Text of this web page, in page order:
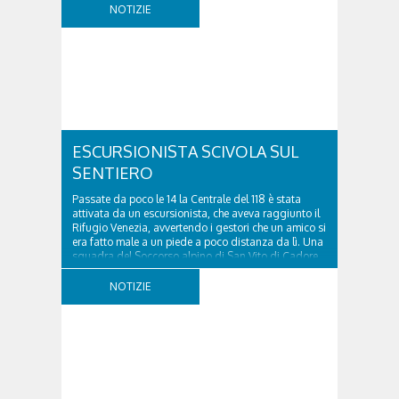
di Cadore, per liberare una strada rimasta bloccata
NOTIZIE
ESCURSIONISTA SCIVOLA SUL
SENTIERO
Passate da poco le 14 la Centrale del 118 è stata
attivata da un escursionista, che aveva raggiunto il
Rifugio Venezia, avvertendo i gestori che un amico si
era fatto male a un piede a poco distanza da lì. Una
squadra del Soccorso alpino di San Vito di Cadore
ha quindi raggiunto l'infortunato...
NOTIZIE